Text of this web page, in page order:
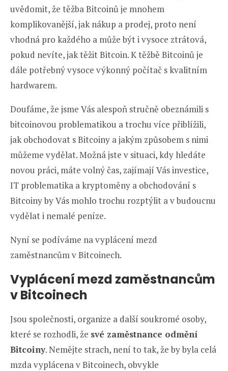
uvědomit, že těžba Bitcoinů je mnohem
komplikovanější, jak nákup a prodej, proto není
vhodná pro každého a může být i vysoce ztrátová,
pokud nevíte, jak těžit Bitcoin. K těžbě Bitcoinů je
dále potřebný vysoce výkonný počítač s kvalitním
hardwarem.
Doufáme, že jsme Vás alespoň stručně obeznámili s
bitcoinovou problematikou a trochu více přiblížili,
jak obchodovat s Bitcoiny a jakým způsobem s nimi
můžeme vydělat. Možná jste v situaci, kdy hledáte
novou práci, máte volný čas, zajímají Vás investice,
IT problematika a kryptoměny a obchodování s
Bitcoiny by Vás mohlo trochu rozptýlit a v budoucnu
vydělat i nemalé peníze.
Nyní se podíváme na vyplácení mezd
zaměstnancům v Bitcoinech.
Vyplácení mezd zaměstnancům
v Bitcoinech
Jsou společnosti, organize a další soukromé osoby,
které se rozhodli, že své zaměstnance odmění
Bitcoiny. Nemějte strach, není to tak, že by byla celá
mzda vyplácena v Bitcoinech, obvykle